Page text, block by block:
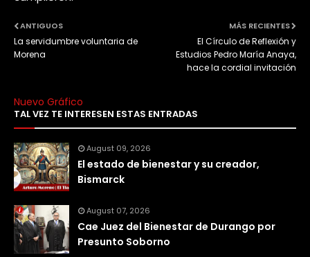
MÁS RECIENTES
El Círculo de Reflexión y
Estudios Pedro María Anaya,
hace la cordial invitación
ANTIGUOS
La servidumbre voluntaria de
Morena
Nuevo Gráfico
TAL VEZ TE INTERESEN ESTAS ENTRADAS
August 09, 2026
El estado de bienestar y su creador,
Bismarck
August 07, 2026
Cae Juez del Bienestar de Durango por
Presunto Soborno